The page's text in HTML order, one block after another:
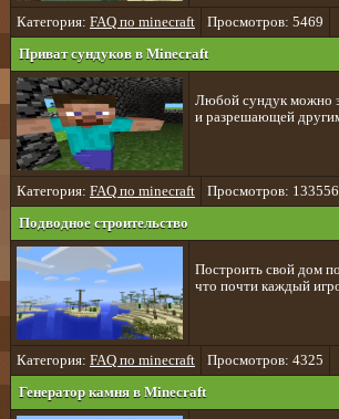
Категория: FAQ по minecraft
Просмотров: 5469
Приват сундуков в Minecraft
Любой сундук можно
и разрешающей
Категория: FAQ по minecraft
Просмотров: 133556
Подводное строительство
Построить свой дом
что почти каждый
Категория: FAQ по minecraft
Просмотров: 4325
Генератор камня в Minecraft